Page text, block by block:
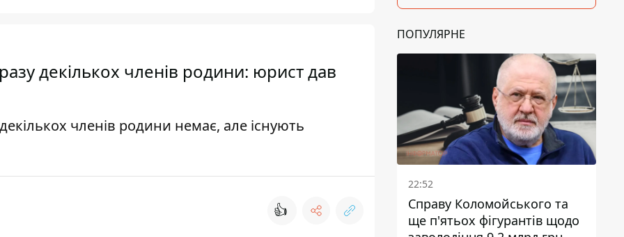
декількох членів родини: юрист дав
членів родини немає, але існують
👍
ПОПУЛЯРНЕ
22:52
Справу Коломойського та
ще п'ятьох фігурантів щодо